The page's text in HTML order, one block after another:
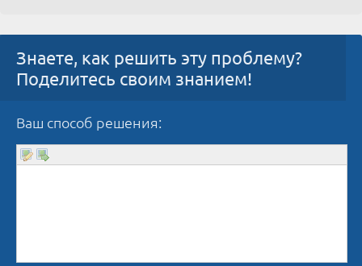
Знаете, как решить эту проблему?
Поделитесь своим знанием!
Ваш способ решения: